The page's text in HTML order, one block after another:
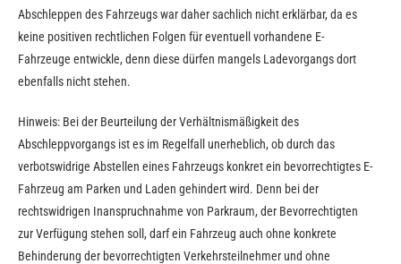
Abschleppen des Fahrzeugs war daher sachlich nicht erklärbar, da es
keine positiven rechtlichen Folgen für eventuell vorhandene E-
Fahrzeuge entwickle, denn diese dürfen mangels Ladevorgangs dort
ebenfalls nicht stehen.
Hinweis: Bei der Beurteilung der Verhältnismäßigkeit des
Abschleppvorgangs ist es im Regelfall unerheblich, ob durch das
verbotswidrige Abstellen eines Fahrzeugs konkret ein bevorrechtigtes E-
Fahrzeug am Parken und Laden gehindert wird. Denn bei der
rechtswidrigen Inanspruchnahme von Parkraum, der Bevorrechtigten
zur Verfügung stehen soll, darf ein Fahrzeug auch ohne konkrete
Behinderung der bevorrechtigten Verkehrsteilnehmer und ohne